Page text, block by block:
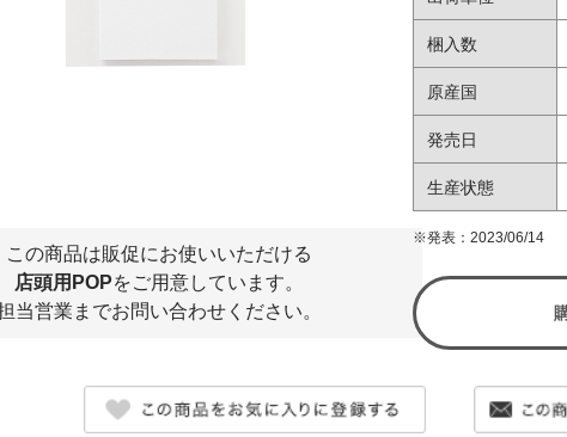
この商品は販促にお使いいただける
店頭用POPをご用意しています。
当営業までお問い合わせください。
梱入数
原産国
発売日
生産状態
※発表：2023/06/14